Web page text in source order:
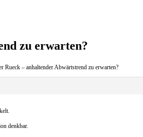
zu erwarten?
Rueck – anhaltender Abwärtstrend zu erwarten?
denkbar.